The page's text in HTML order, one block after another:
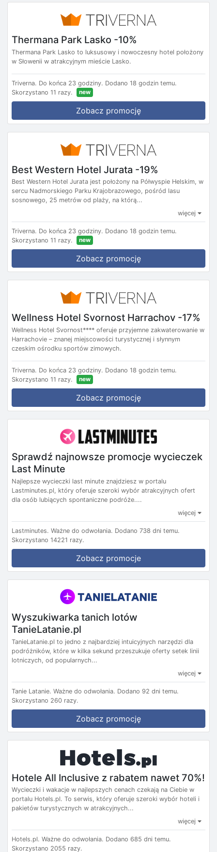
Thermana Park Lasko -10%
Thermana Park Lasko to luksusowy i nowoczesny hotel położony
w Słowenii w atrakcyjnym mieście Lasko.
Triverna. Do końca 23 godziny. Dodano 18 godzin temu.
Skorzystano 11 razy.
new
Zobacz promocję
Best Western Hotel Jurata -19%
Best Western Hotel Jurata jest położony na Półwyspie Helskim, w
sercu Nadmorskiego Parku Krajobrazowego, pośród lasu
sosnowego, 25 metrów od plaży, na którą...
więcej
Triverna. Do końca 23 godziny. Dodano 18 godzin temu.
Skorzystano 11 razy.
new
Zobacz promocję
Wellness Hotel Svornost Harrachov -17%
Wellness Hotel Svornost**** oferuje przyjemne zakwaterowanie w
Harrachovie – znanej miejscowości turystycznej i słynnym
czeskim ośrodku sportów zimowych.
Triverna. Do końca 23 godziny. Dodano 18 godzin temu.
Skorzystano 11 razy.
new
Zobacz promocję
Sprawdź najnowsze promocje wycieczek
Last Minute
Najlepsze wycieczki last minute znajdziesz w portalu
Lastminutes.pl, który oferuje szeroki wybór atrakcyjnych ofert
dla osób lubiących spontaniczne podróże....
więcej
Lastminutes. Ważne do odwołania. Dodano 738 dni temu.
Skorzystano 14221 razy.
Zobacz promocje
Wyszukiwarka tanich lotów
TanieLatanie.pl
TanieLatanie.pl to jedno z najbardziej intuicyjnych narzędzi dla
podróżników, które w kilka sekund przeszukuje oferty setek linii
lotniczych, od popularnych...
więcej
Tanie Latanie. Ważne do odwołania. Dodano 92 dni temu.
Skorzystano 260 razy.
Zobacz promocję
Hotele All Inclusive z rabatem nawet 70%!
Wycieczki i wakacje w najlepszych cenach czekają na Ciebie w
portalu Hotels.pl. To serwis, który oferuje szeroki wybór hoteli i
pakietów turystycznych w atrakcyjnych...
więcej
Hotels.pl. Ważne do odwołania. Dodano 685 dni temu.
Skorzystano 2055 razy.